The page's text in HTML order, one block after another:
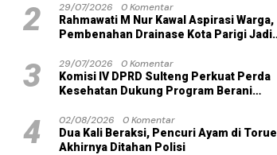
2 29/07/2026
0 Komentar
Rahmawati M Nur Kawal Aspirasi Warga,
Pembenahan Drainase Kota Parigi Jadi
3 29/07/2026
0 Komentar
Komisi IV DPRD Sulteng Perkuat Perda
Kesehatan Dukung Program Berani
4 02/08/2026
0 Komentar
Dua Kali Beraksi, Pencuri Ayam di Torue
Akhirnya Ditahan Polisi